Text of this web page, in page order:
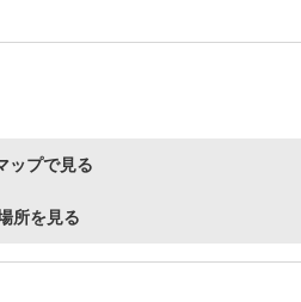
ップで見る
所を見る